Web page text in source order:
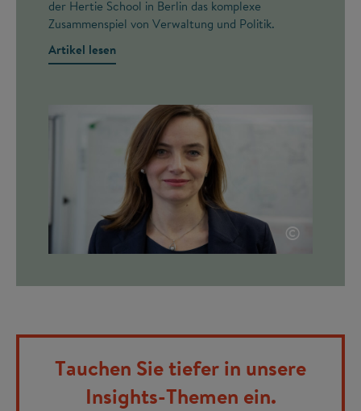
der Hertie School in Berlin das komplexe
Zusammenspiel von Verwaltung und Politik.
Artikel lesen
©
Tauchen Sie tiefer in unsere
Insights-Themen ein.